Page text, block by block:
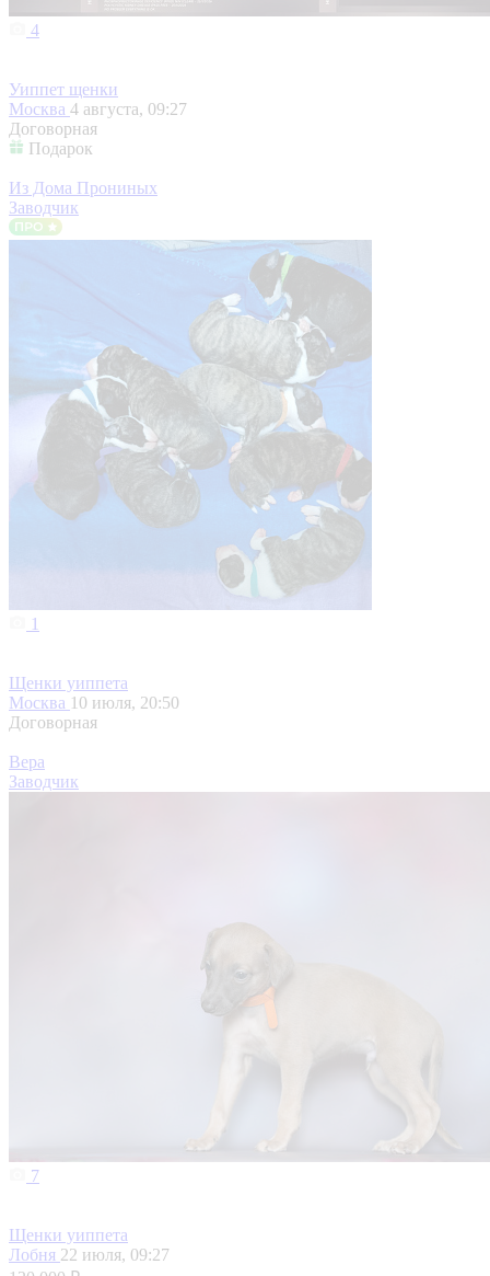
4
Уиппет щенки
Москва 4 августа, 09:27
Договорная
Подарок
Из Дома Прониных
Заводчик
1
Щенки уиппета
Москва 10 июля, 20:50
Договорная
Вера
Заводчик
7
Щенки уиппета
Лобня 22 июля, 09:27